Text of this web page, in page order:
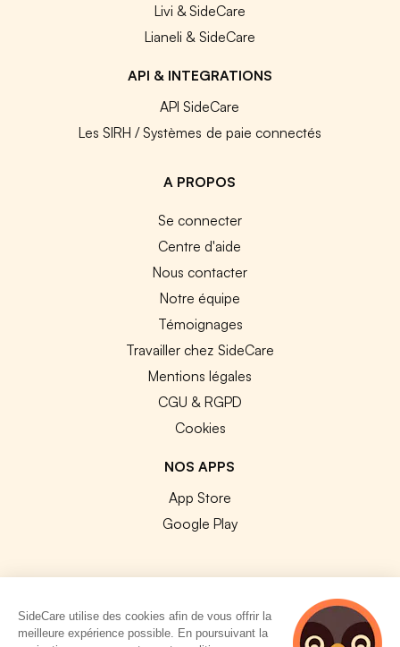
Livi & SideCare
Lianeli & SideCare
API & INTEGRATIONS
API SideCare
Les SIRH / Systèmes de paie connectés
A PROPOS
Se connecter
Centre d'aide
Nous contacter
Notre équipe
Témoignages
Travailler chez SideCare
Mentions légales
CGU & RGPD
Cookies
NOS APPS
App Store
Google Play
© 2026 SideCare. Tous droits réservés.
SideCare utilise des cookies afin de vous offrir la
meilleure expérience possible. En poursuivant la